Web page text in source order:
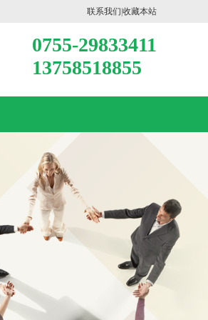
联系我们 收藏本站
0755-29833411
13758518855